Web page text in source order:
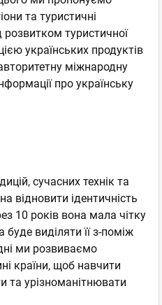
та туристичні
туристичної
українських продуктів
міжнародну
про українську
сучасних технік та
відновити ідентичність
10 років вона мала чітку
виділяти її з-поміж
ми розвиваємо
країни, щоб навчити
та урізноманітнювати